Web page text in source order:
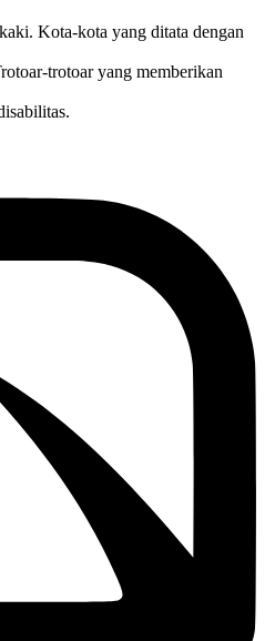
Kota-kota yang ditata dengan
trotoar yang memberikan